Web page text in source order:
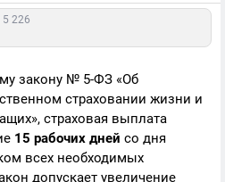
226
закону № 5-ФЗ «Об
страховании жизни и
страховая выплата
15 рабочих дней со дня
всех необходимых
допускает увеличение